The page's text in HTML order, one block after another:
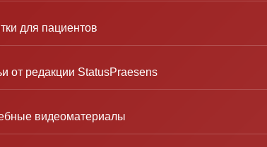
для пациентов
от редакции StatusPraesens
видеоматериалы